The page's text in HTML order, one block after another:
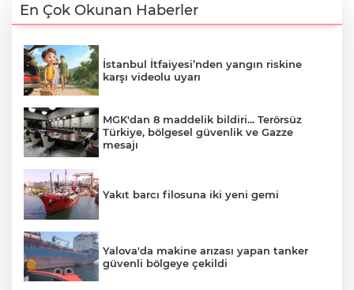
En Çok Okunan Haberler
İstanbul İtfaiyesi’nden yangın riskine
karşı videolu uyarı
MGK'dan 8 maddelik bildiri... Terörsüz
Türkiye, bölgesel güvenlik ve Gazze
mesajı
Yakıt barcı filosuna iki yeni gemi
Yalova'da makine arızası yapan tanker
güvenli bölgeye çekildi